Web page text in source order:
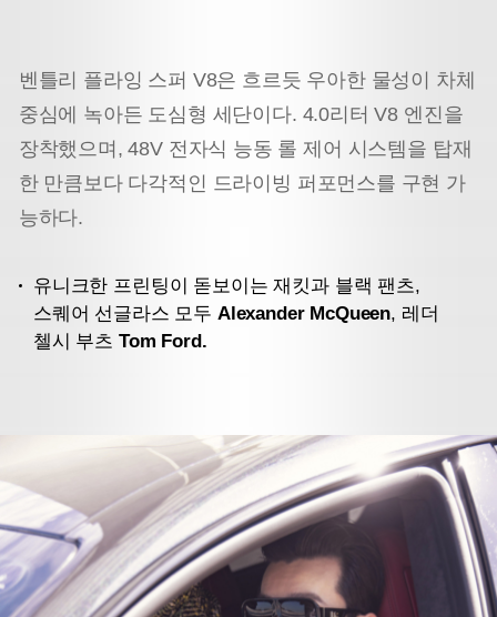
벤틀리 플라잉 스퍼 V8은 흐르듯 우아한 물성이 차체
중심에 녹아든 도심형 세단이다. 4.0리터 V8 엔진을
장착했으며, 48V 전자식 능동 롤 제어 시스템을 탑재
한 만큼 보다 다각적인 드라이빙 퍼포먼스를 구현 가
능하다.
유니크한 프린팅이 돋보이는 재킷과 블랙 팬츠,
스퀘어 선글라스 모두 Alexander McQueen, 레더
첼시 부츠 Tom Ford.